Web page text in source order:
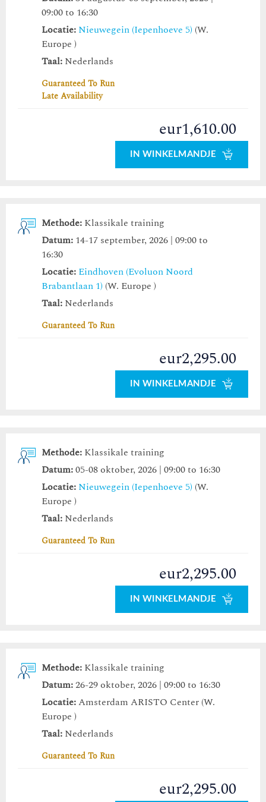
09:00 to 16:30
Locatie: Nieuwegein (Iepenhoeve 5) (W.
Europe )
Taal: Nederlands
Guaranteed To Run
Late Availability
eur1,610.00
IN WINKELMANDJE
Methode: Klassikale training
Datum: 14-17 september, 2026 | 09:00 to
16:30
Locatie: Eindhoven (Evoluon Noord
Brabantlaan 1) (W. Europe )
Taal: Nederlands
Guaranteed To Run
eur2,295.00
IN WINKELMANDJE
Methode: Klassikale training
Datum:05-08 oktober, 2026 | 09:00 to 16:30
Locatie: Nieuwegein (Iepenhoeve 5) (W.
Europe )
Taal: Nederlands
Guaranteed To Run
eur2,295.00
IN WINKELMANDJE
Methode: Klassikale training
Datum:26-29 oktober, 2026 | 09:00 to 16:30
Locatie:Amsterdam ARISTO Center (W.
Europe )
Taal: Nederlands
Guaranteed To Run
eur2,295.00